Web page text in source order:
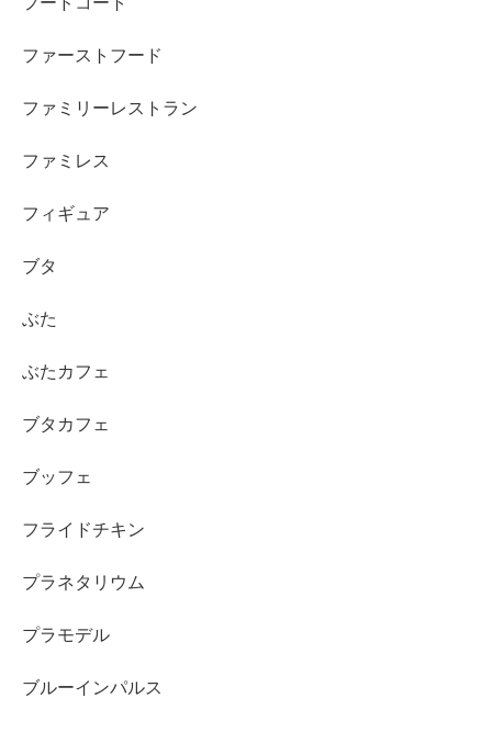
ファーストフード
ファミリーレストラン
ファミレス
フィギュア
ブタ
ぶた
ぶたカフェ
ブタカフェ
ブッフェ
フライドチキン
プラネタリウム
プラモデル
ブルーインパルス